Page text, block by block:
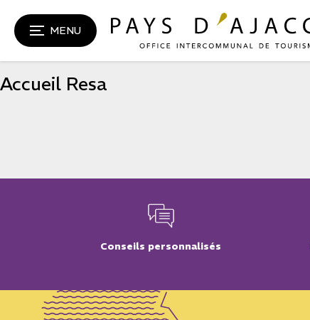
MENU
Accueil Resa
Conseils personnalisés